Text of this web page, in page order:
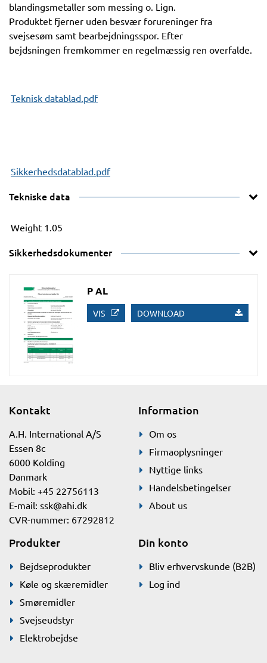
blandingsmetaller som messing o. Lign.
Produktet fjerner uden besvær forureninger fra
svejsesøm samt bearbejdningsspor. Efter
bejdsningen fremkommer en regelmæssig ren overfalde.
Teknisk datablad.pdf
Sikkerhedsdatablad.pdf
Tekniske data
Weight 1.05
Sikkerhedsdokumenter
P AL
VIS DOWNLOAD
Kontakt
A.H. International A/S
Essen 8c
6000 Kolding
Danmark
Mobil: +45 22756113
E-mail: ssk@ahi.dk
CVR-nummer: 67292812
Information
Om os
Firmaoplysninger
Nyttige links
Handelsbetingelser
About us
Produkter
Bejdseprodukter
Køle og skæremidler
Smøremidler
Svejseudstyr
Elektrobejdse
Din konto
Bliv erhvervskunde (B2B)
Log ind